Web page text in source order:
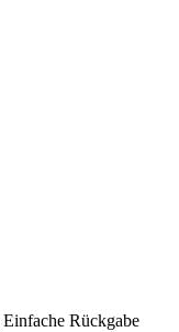
Einfache Rückgabe